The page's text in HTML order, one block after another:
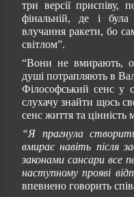
три версії приспіву,
фінальній, де і була
влучання ракети, бо
світлом”.
“Вони не вмирають,
душі потрапляють в
Філософський сенс у
слухачу знайти щось
сенс життя та цінність
“Я прагнула
вмирає навіть після
законами сансари
наступному прояві
впевнено говорить